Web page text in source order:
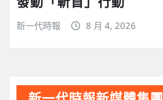
新一代時報 8 月 4, 2026